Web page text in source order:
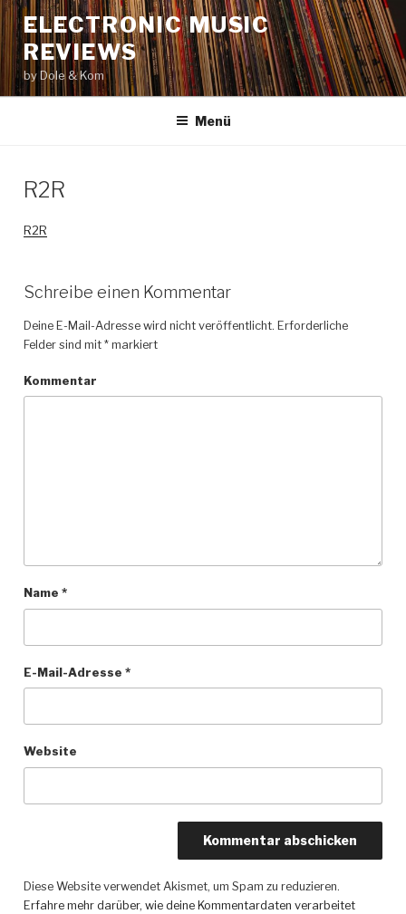
Zum
Inhalt
springen
ELECTRONIC MUSIC
REVIEWS
by Dole & Kom
Menü
R2R
R2R
Schreibe einen Kommentar
Deine E-Mail-Adresse wird nicht veröffentlicht. Erforderliche
Felder sind mit *markiert
Kommentar
Name *
E-Mail-Adresse *
Website
Diese Website verwendet Akismet, um Spam zu reduzieren.
Erfahre mehr darüber, wie deine Kommentardaten verarbeitet